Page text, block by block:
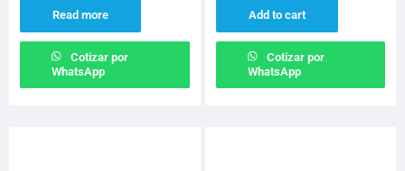
Read more
Cotizar por
WhatsApp
Add to cart
Cotizar por
WhatsApp